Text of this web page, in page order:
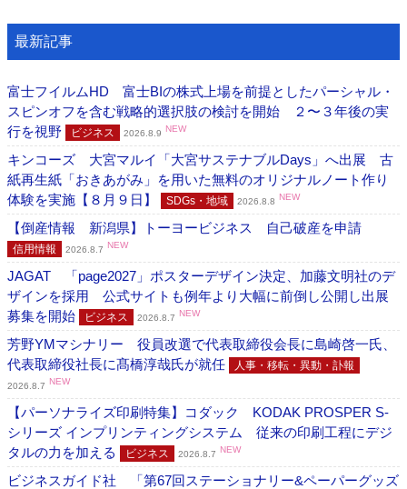
最新記事
富士フイルムHD 富士BIの株式上場を前提としたパーシャル・
スピンオフを含む戦略的選択肢の検討を開始 ２〜３年後の実
行を視野
ビジネス 2026.8.9 NEW
キンコーズ 大宮マルイ「大宮サステナブルDays」へ出展 古
紙再生紙「おきあがみ」を用いた無料のオリジナルノート作り
体験を実施【８月９日】
SDGs・地域 2026.8.8 NEW
【倒産情報 新潟県】トーヨービジネス 自己破産を申請
信用情報 2026.8.7 NEW
JAGAT 「page2027」ポスターデザイン決定、加藤文明社のデ
ザインを採用 公式サイトも例年より大幅に前倒し公開し出展
募集を開始
ビジネス 2026.8.7 NEW
芳野YMマシナリー 役員改選で代表取締役会長に島崎啓一氏、
代表取締役社長に髙橋淳哉氏が就任
人事・移転・異動・訃報
2026.8.7 NEW
【パーソナライズ印刷特集】コダック KODAK PROSPER S-
シリーズ インプリンティングシステム 従来の印刷工程にデジ
タルの力を加える
ビジネス 2026.8.7 NEW
ビジネスガイド社 「第67回ステーショナリー&ペーパーグッズ